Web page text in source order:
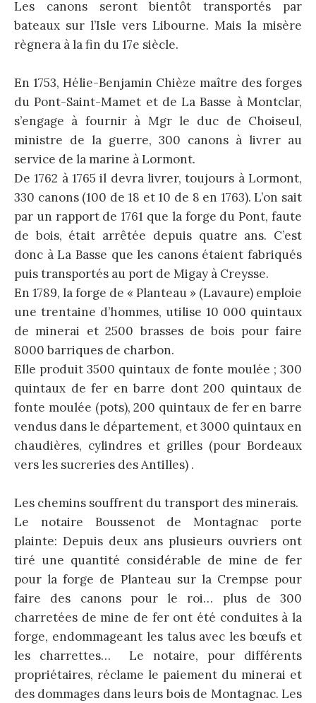
Les canons seront bientôt transportés par
bateaux sur l’Isle vers Libourne. Mais la misère
règnera à la fin du 17e siècle.
En 1753, Hélie-Benjamin Chièze maître des forges
du Pont-Saint-Mamet et de La Basse à Montclar,
s’engage à fournir à Mgr le duc de Choiseul,
ministre de la guerre, 300 canons à livrer au
service de la marine à Lormont.
De 1762 à 1765 il devra livrer, toujours à Lormont,
330 canons (100 de 18 et 10 de 8 en 1763). L’on sait
par un rapport de 1761 que la forge du Pont, faute
de bois, était arrêtée depuis quatre ans. C’est
donc à La Basse que les canons étaient fabriqués
puis transportés au port de Migay à Creysse.
En 1789, la forge de « Planteau » (Lavaure) emploie
une trentaine d’hommes, utilise 10 000 quintaux
de minerai et 2500 brasses de bois pour faire
8000 barriques de charbon.
Elle produit 3500 quintaux de fonte moulée ; 300
quintaux de fer en barre dont 200 quintaux de
fonte moulée (pots), 200 quintaux de fer en barre
vendus dans le département, et 3000 quintaux en
chaudières, cylindres et grilles (pour Bordeaux
vers les sucreries des Antilles) .
Les chemins souffrent du transport des ­minerais.
Le notaire Boussenot de Montagnac porte
plainte: Depuis deux ans plusieurs ouvriers ont
tiré une quantité considérable de mine de fer
pour la forge de Planteau sur la Crempse pour
faire des canons pour le roi… plus de 300
charretées de mine de fer ont été conduites à la
forge, endommageant les talus avec les bœufs et
les charrettes… Le notaire, pour différents
propriétaires, réclame le paiement du minerai et
des dommages dans leurs bois de Montagnac. Les